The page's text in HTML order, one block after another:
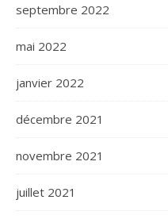
septembre 2022
mai 2022
janvier 2022
décembre 2021
novembre 2021
juillet 2021